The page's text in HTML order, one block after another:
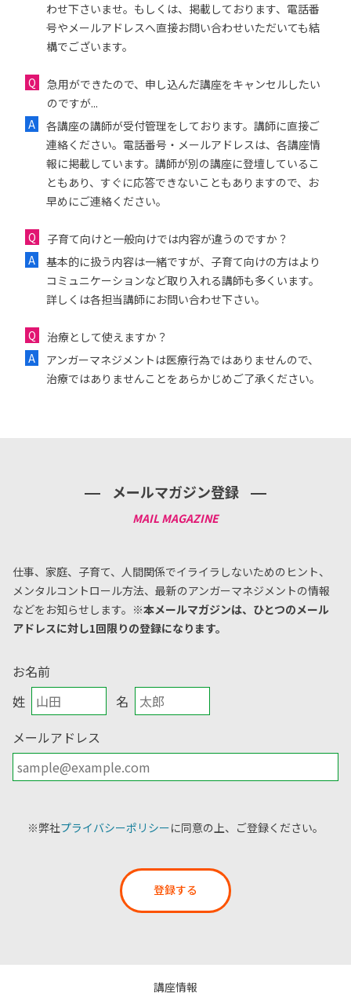
わせ下さいませ。もしくは、掲載しております、電話番
号やメールアドレスへ直接お問い合わせいただいても結
構でございます。
急用ができたので、申し込んだ講座をキャンセルしたい
のですが...
各講座の講師が受付管理をしております。講師に直接ご
連絡ください。電話番号・メールアドレスは、各講座情
報に掲載しています。講師が別の講座に登壇しているこ
ともあり、すぐに応答できないこともありますので、お
早めにご連絡ください。
子育て向けと一般向けでは内容が違うのですか？
基本的に扱う内容は一緒ですが、子育て向けの方はより
コミュニケーションなど取り入れる講師も多くいます。
詳しくは各担当講師にお問い合わせ下さい。
治療として使えますか？
アンガーマネジメントは医療行為ではありませんので、
治療ではありませんことをあらかじめご了承ください。
メールマガジン登録
仕事、家庭、子育て、人間関係でイライラしないためのヒント、
メンタルコントロール方法、 最新のアンガーマネジメントの情報
などをお知らせします。 ※本メールマガジンは、ひとつのメール
アドレスに対し1回限りの登録になります。
お名前
姓
名
メールアドレス
※弊社プライバシーポリシーに同意の上、ご登録ください。
登録する
講座情報